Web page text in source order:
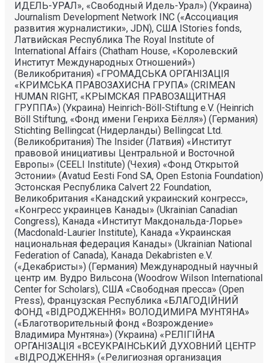
ИДЕЛЬ-УРАЛ», «Свободный Идель-Урал») (Украина)
Journalism Development Network INC («Ассоциация
развития журналистики», JDN), США IStories fonds,
Латвийская Республика The Royal Institute of
International Affairs (Chatham House, «Королевский
Институт Международных Отношений»)
(Великобритания) «ГРОМАДСЬКА ОРГАНIЗАЦIЯ
«КРИМСЬКА ПРАВОЗАХИСНА ГРУПА» (CRIMEAN
HUMAN RIGHT, «КРЫМСКАЯ ПРАВОЗАЩИТНАЯ
ГРУППА») (Украина) Heinrich-Böll-Stiftung e.V. (Heinrich
Böll Stiftung, «Фонд имени Генриха Бёлля») (Германия)
Stichting Bellingcat (Нидерланды) Bellingcat Ltd.
(Великобритания) The Insider (Латвия) «Институт
правовой инициативы Центральной и Восточной
Европы» (CEELI Institute) (Чехия) «Фонд Открытой
Эстонии» (Avatud Eesti Fond SA, Open Estonia Foundation)
Эстонская Республика Calvert 22 Foundation,
Великобритания «Канадский украинский конгресс»,
«Конгресс украинцев Канады» (Ukrainian Canadian
Congress), Канада «Институт Макдональда-Лорье»
(Macdonald-Laurier Institute), Канада «Украинская
национальная федерация Канады» (Ukrainian National
Federation of Canada), Канада Dekabristen e.V.
(«Декабристы») (Германия) Международный научный
центр им. Вудро Вильсона (Woodrow Wilson International
Center for Scholars), США «Свободная пресса» (Open
Press), Французская Республика «БЛАГОДIЙНИЙ
ФОНД «ВIДРОДЖЕННЯ» ВОЛОДИМИРА МУНТЯНА»
(«Благотворительный фонд «Возрождение»
Владимира Мунтяна») (Украина) «РЕЛIГIЙНА
ОРГАНIЗАЦIЯ «ВСЕУКРАIНСЬКИЙ ДУХОВНИЙ ЦЕНТР
«ВIДРОДЖЕННЯ» («Религиозная организация